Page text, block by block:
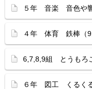
５年 音楽 音色や響
４年 体育 鉄棒（
6,7,8,9組 とうもろ
６年 図工 くるく